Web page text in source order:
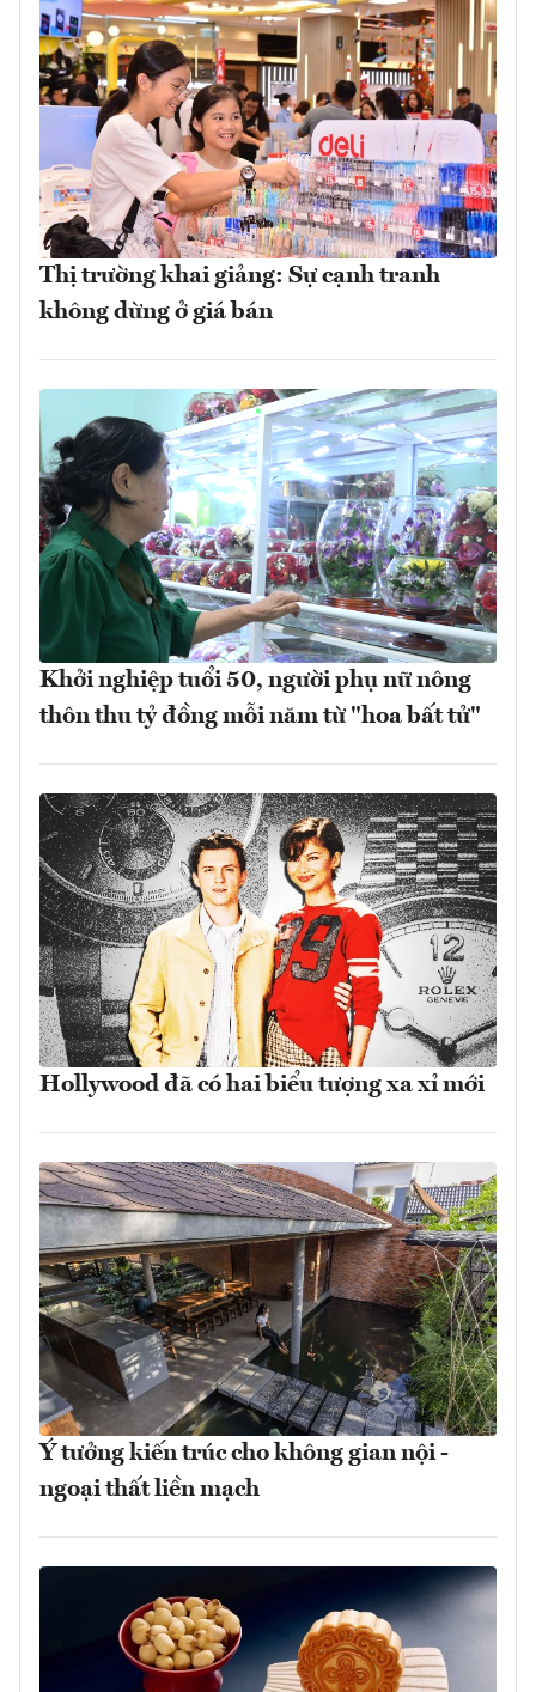
Thị trường khai giảng: Sự cạnh tranh
không dừng ở giá bán
Khởi nghiệp tuổi 50, người phụ nữ nông
thôn thu tỷ đồng mỗi năm từ "hoa bất tử"
Hollywood đã có hai biểu tượng xa xỉ mới
Ý tưởng kiến trúc cho không gian nội -
ngoại thất liền mạch